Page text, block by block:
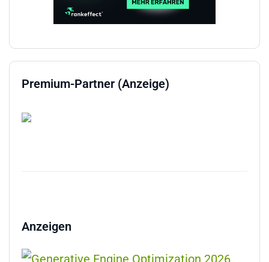
Premium-Partner (Anzeige)
Anzeigen